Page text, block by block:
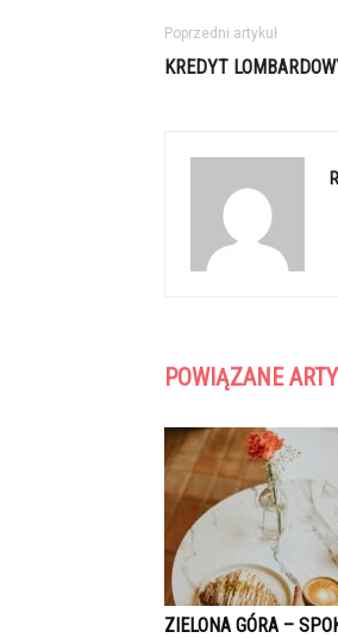
Poprzedni artykuł
KREDYT
POWIĄZANE
ZIELONA GÓRA –